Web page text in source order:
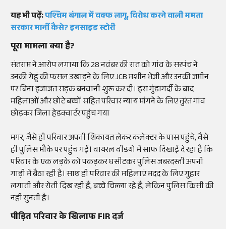
यह भी पढ़ें:पश्चिम बंगाल में वक्फ लागू, विरोध करने वाली ममता
सरकार मानीं कैसे? इनसाइड स्टोरी
पूरा मामला क्या है?
संतरामने आरोप लगाया कि 28 नवंबर की रात को गांव के सरपंच ने
उनकी गेहूं की फसल उखाड़ने के लिएJCBमशीन भेजी और उनकी जमीन
पर बिना इजाजत सड़क बनवानी शुरू कर दी। इस गुंडागर्दी के बाद
महिलाओं और छोटे बच्चों सहित परिवार न्याय मांगने के लिए तुरंत गांव
छोड़कर जिलाहेडक्वार्टरपहुंच गया
मगर,जैसेहीपरिवारअपनीशिकायतलेकरकलेक्टरकेपासपहुंचे,वैसे
हीपुलिसमौकेपरपहुंचगई।वायरलवीडयोमेंसाफदिखाईदेरहाहैकि
परिवारकेएकलड़केकोपकड़करघसीटकरपुलिसजबरदस्तीअपनी
गाड़ीमेंबैठारहीहै।साथहीपरिवारकीमहिलाएंमददकेलिएगुहार
लगातीऔररोतीदिखरहीहैं,बच्चेचिल्लारहेहैं,लेकिनपुलिसकिसीकी
नहींसुनतीहै।
पीड़ितपरिवारकेखिलाफFIRदर्ज